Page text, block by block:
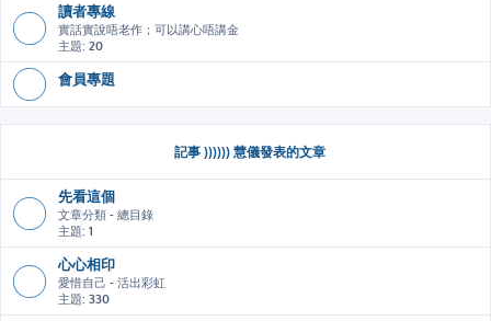
讀者專線
實話實說唔老作；可以講心唔講金
主題: 20
會員專題
記事 )))))) 慧儀發表的文章
先看這個
文章分類 - 總目錄
主題: 1
心心相印
愛惜自己 - 活出彩虹
主題: 330